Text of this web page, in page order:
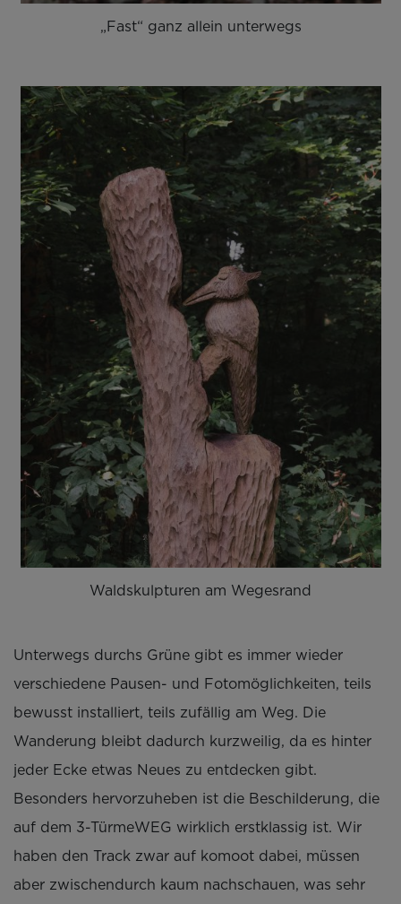
„Fast“ ganz allein unterwegs
Waldskulpturen am Wegesrand
Unterwegs durchs Grüne gibt es immer wieder
verschiedene Pausen- und Fotomöglichkeiten, teils
bewusst installiert, teils zufällig am Weg. Die
Wanderung bleibt dadurch kurzweilig, da es hinter
jeder Ecke etwas Neues zu entdecken gibt.
Besonders hervorzuheben ist die Beschilderung, die
auf dem 3-TürmeWEG wirklich erstklassig ist. Wir
haben den Track zwar auf komoot dabei, müssen
aber zwischendurch kaum nachschauen, was sehr